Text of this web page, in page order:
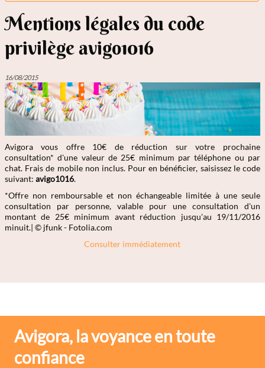
Mentions légales du code
privilège avigo1016
16/08/2015
Avigora vous offre 10€ de réduction sur votre prochaine
consultation* d'une valeur de 25€ minimum par téléphone ou par
chat. Frais de mobile non inclus. Pour en bénéficier, saisissez le code
suivant: avigo1016.
*Offre non remboursable et non échangeable limitée à une seule
consultation par personne, valable pour une consultation d'un
montant de 25€ minimum avant réduction jusqu'au 19/11/2016
minuit.| © jfunk - Fotolia.com
Consulter immédiatement
Avigora, la voyance en toute
confiance